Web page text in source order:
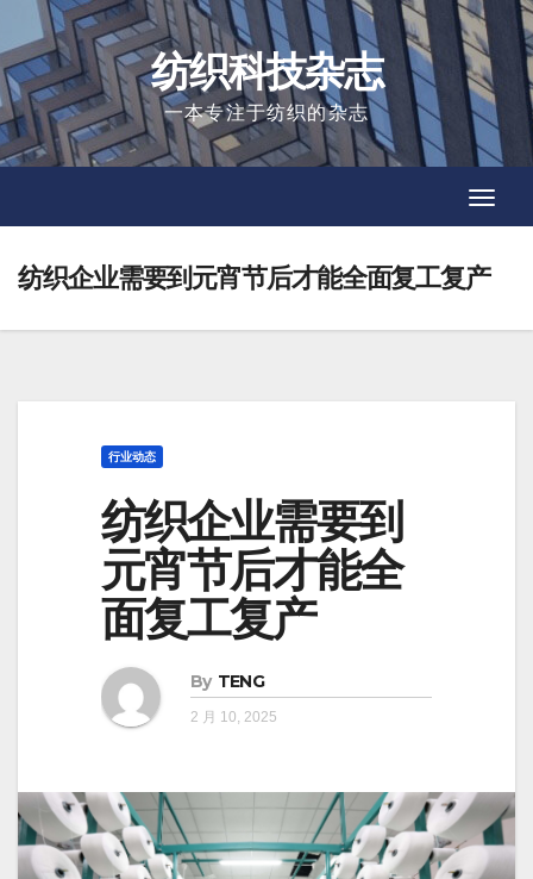
to
content
纺织科技杂志
一本专注于纺织的杂志
纺织企业需要到元宵节后才能全面复工复产
行业动态
纺织企业需要到
元宵节后才能全
面复工复产
By TENG
2 月 10, 2025